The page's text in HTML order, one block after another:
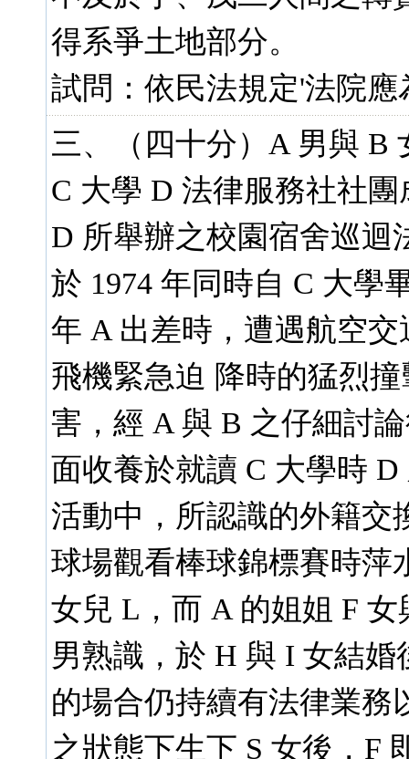
得系爭土地部分。
試問：依民法規定'法院
三、（四十分）A 男與 B
C 大學 D 法律服務社社
D 所舉辦之校園宿舍巡迴
於 1974 年同時自 C 大學
年 A 出差時，遭遇航空
飛機緊急迫 降時的猛烈
害，經 A 與 B 之仔細討
面收養於就讀 C 大學時
活動中，所認識的外籍交
球場觀看棒球錦標賽時萍
女兒 L，而 A 的姐姐 F
男熟識，於 H 與 I 女結
的場合仍持續有法律業務
之狀態下生下 S 女後，F